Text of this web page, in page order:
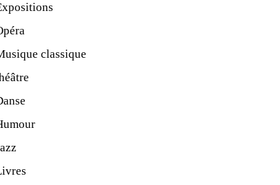
classique